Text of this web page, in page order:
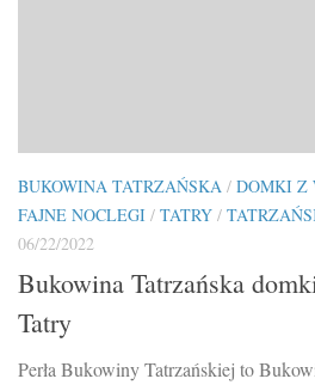
BUKOWINA TATRZAŃSKA / DOMKI Z
FAJNE NOCLEGI / TATRY /
06/22/2022
Bukowina Tatrzańska
Tatry
Perła Bukowiny Tatrzańskiej to